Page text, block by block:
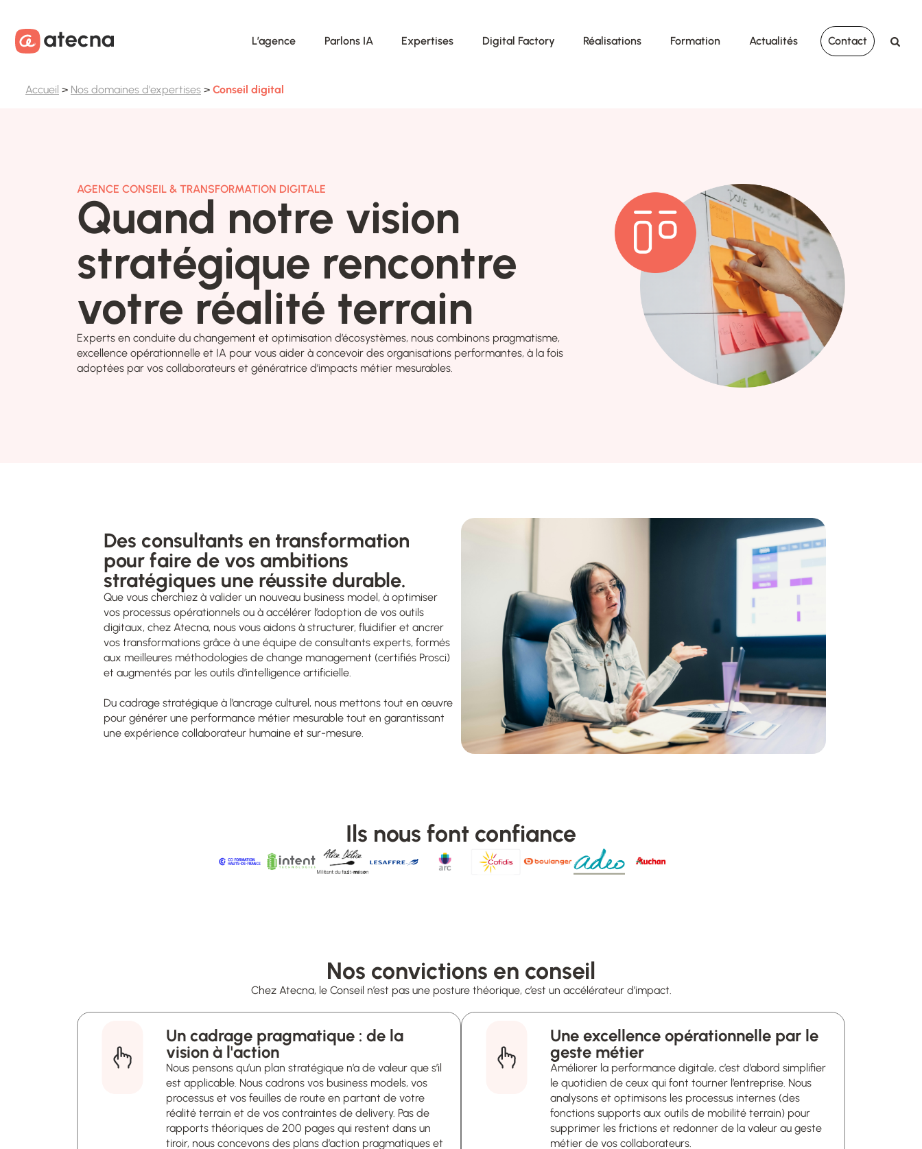
L’agence Parlons IA Expertises Digital Factory Réalisations Formation Actualités Contact
Accueil > Nos domaines d'expertises > Conseil digital
AGENCE CONSEIL & TRANSFORMATION DIGITALE
Quand notre vision
stratégique rencontre
votre réalité terrain
Experts en conduite du changement et optimisation d’écosystèmes, nous combinons pragmatisme,
excellence opérationnelle et IA pour vous aider à concevoir des organisations performantes, à la fois
adoptées par vos collaborateurs et génératrice d’impacts métier mesurables.
Des consultants en transformation
pour faire de vos ambitions
stratégiques une réussite durable.
Que vous cherchiez à valider un nouveau business model, à optimiser
vos processus opérationnels ou à accélérer l’adoption de vos outils
digitaux, chez Atecna, nous vous aidons à structurer, fluidifier et ancrer
vos transformations grâce à une équipe de consultants experts, formés
aux meilleures méthodologies de change management (certifiés Prosci)
et augmentés par les outils d’intelligence artificielle.
Du cadrage stratégique à l’ancrage culturel, nous mettons tout en œuvre
pour générer une performance métier mesurable tout en garantissant
une expérience collaborateur humaine et sur-mesure.
Ils nous font confiance
Nos convictions en conseil
Chez Atecna, le Conseil n’est pas une posture théorique, c’est un accélérateur d’impact.
Un cadrage pragmatique : de la
vision à l'action
Nous pensons qu’un plan stratégique n’a de valeur que s’il
est applicable. Nous cadrons vos business models, vos
processus et vos feuilles de route en partant de votre
réalité terrain et de vos contraintes de delivery. Pas de
rapports théoriques de 200 pages qui restent dans un
tiroir, nous concevons des plans d’action pragmatiques et
Une excellence opérationnelle par le
geste métier
Améliorer la performance digitale, c’est d’abord simplifier
le quotidien de ceux qui font tourner l’entreprise. Nous
analysons et optimisons les processus internes (des
fonctions supports aux outils de mobilité terrain) pour
supprimer les frictions et redonner de la valeur au geste
métier de vos collaborateurs.